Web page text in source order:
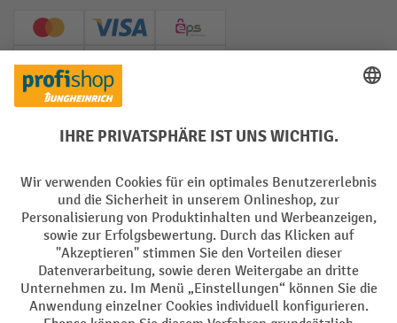
Creditcard (Master)Creditcard (Visa)
EPS
PayPal
Soziale Netzwerke
Impressum Datenschutz
Barrierefreiheit Privacy Settings